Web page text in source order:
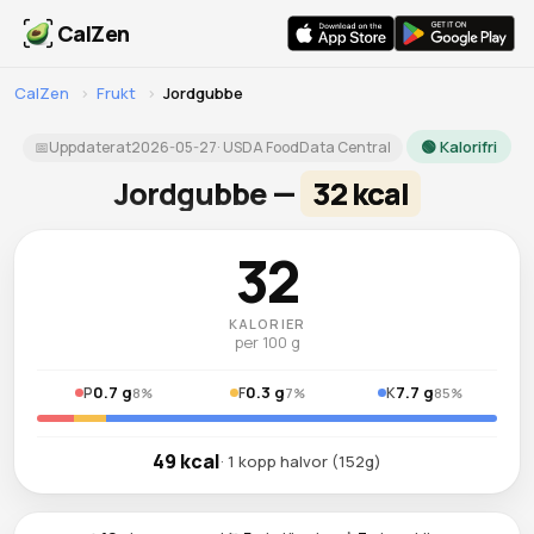
CalZen
CalZen › Frukt › Jordgubbe
📅Uppdaterat2026-05-27· USDA FoodData Central 🟢 Kalorifri
Jordgubbe — 32 kcal
32
KALORIER
per 100 g
P0.7 g8% F0.3 g7% K7.7 g85%
49 kcal· 1 kopp halvor (152g)